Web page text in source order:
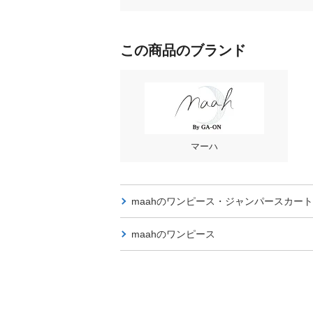
この商品のブランド
マーハ
maahのワンピース・ジャンパースカート
maahのワンピース